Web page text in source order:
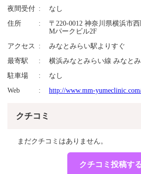
夜間受付
なし
住所
〒220-0012 神奈川県横浜市
Mパークビル2F
アクセス
みなとみらい駅よりすぐ
最寄駅
横浜みなとみらい線 みなと
駐車場
なし
Web
http://www.mm-
クチコミ
まだクチコミはありません。
クチコミ投稿す